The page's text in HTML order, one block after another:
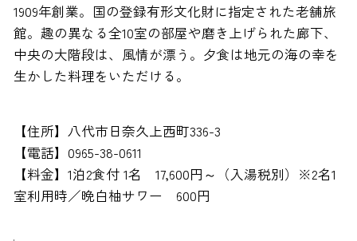
1909年創業。国の登録有形文化財に指定された老舗旅
館。趣の異なる全10室の部屋や磨き上げられた廊下、
中央の大階段は、風情が漂う。夕食は地元の海の幸を
生かした料理をいただける。
【住所】八代市日奈久上西町336-3
【電話】0965-38-0611
【料金】1泊2食付 1名 17,600円～（入湯税別）※2名1
室利用時／晩白柚サワー 600円